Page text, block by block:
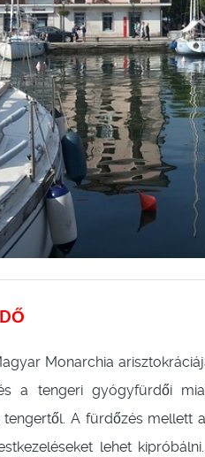
Monarchia
a tengeri gyógyfürdői
tengertől. A fürdőzés mellett
lehet